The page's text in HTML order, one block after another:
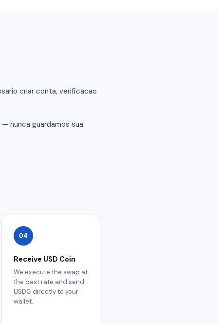
criar conta, verificacao
nunca guardamos sua
04
Receive USD Coin
We execute the swap at
the best rate and send
USDC directly to your
wallet.